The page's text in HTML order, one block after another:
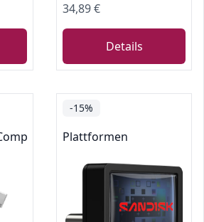
34,89 €
Details
Accessories
-15%
Plattformen